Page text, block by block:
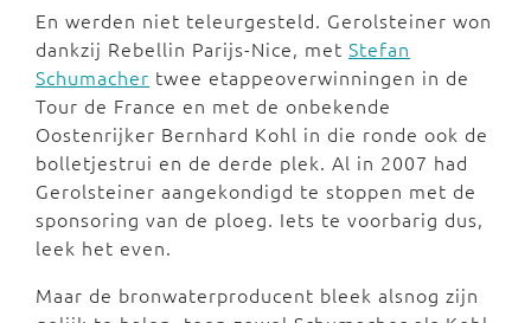
En werden niet teleurgesteld. Gerolsteiner won
dankzij Rebellin Parijs-Nice, met Stefan
Schumacher twee etappeoverwinningen in de
Tour de France en met de onbekende
Oostenrijker Bernhard Kohl in die ronde ook de
bolletjestrui en de derde plek. Al in 2007 had
Gerolsteiner aangekondigd te stoppen met de
sponsoring van de ploeg. Iets te voorbarig dus,
leek het even.
Maar de bronwaterproducent bleek alsnog zijn